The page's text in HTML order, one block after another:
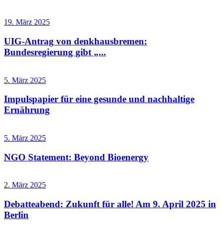
19. März 2025
UIG-Antrag von denkhausbremen:
Bundesregierung gibt „...
5. März 2025
Impulspapier für eine gesunde und nachhaltige
Ernährung
5. März 2025
NGO Statement: Beyond Bioenergy
2. März 2025
Debatteabend: Zukunft für alle! Am 9. April 2025 in
Berlin